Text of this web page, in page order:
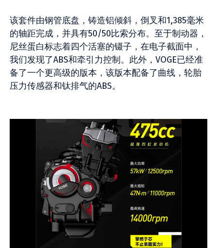
该套件由钢管底盘，铸造铝倾斜，倒叉和1,385毫米
的轴距完成，并具有50/50比索分布。至于制动器，
尼丝蛋白标志着四个活塞的镊子，在电子截面中，
我们发现了ABS和牵引力控制。此外，VOGE已经准
备了一个更高级的版本，该版本配备了曲线，轮胎
压力传感器和钛排气的ABS。